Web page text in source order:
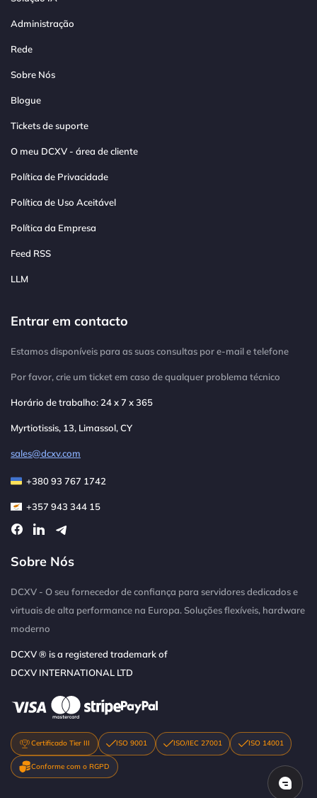
Administração
Rede
Sobre Nós
Blogue
Tickets de suporte
O meu DCXV - área de cliente
Política de Privacidade
Política de Uso Aceitável
Política da Empresa
Feed RSS
LLM
Entrar em contacto
Estamos disponíveis para as suas consultas por e-mail e telefone
Por favor, crie um ticket em caso de qualquer problema técnico
Horário de trabalho: 24 x 7 x 365
Myrtiotissis, 13, Limassol, CY
sales@dcxv.com
+380 93 767 1742
+357 943 344 15
Sobre Nós
DCXV - O seu fornecedor de confiança para servidores dedicados e
virtuais de alta performance na Europa. Soluções flexíveis, hardware
moderno
DCXV ® is a registered trademark of
DCXV INTERNATIONAL LTD
Certificado Tier III ISO 9001 ISO/IEC 27001 ISO 14001
Conforme com o RGPD